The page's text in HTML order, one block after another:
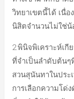
วิทยาเขตนี้ได้ เนื่อ
นิสิตจำนวนไม่ใช่น้
2.พินิจพิเคราะห์เ
ที่จำเป็นลำดับต้นๆ
สวนสุนันทาในประ
การเลือกความโด่